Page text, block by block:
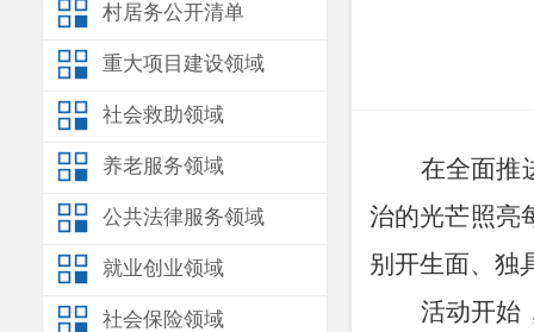
村居务公开清单
重大项目建设领域
社会救助领域
养老服务领域
公共法律服务领域
就业创业领域
社会保险领域
在全面推
治的光芒照亮
别开生面、独
活动开始